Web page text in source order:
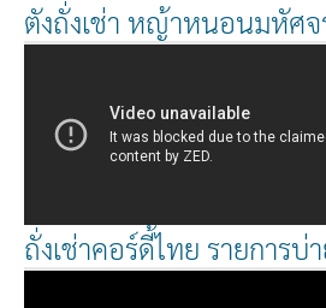
ตังถั่งเช่า หญ้าหนอนมหัศจ
ถั่งเช่าคอร์ดี้ไทย รายการ